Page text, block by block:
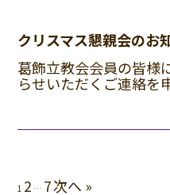
クリスマス懇親会のお
葛飾立教会会員の皆様
らせいただくご連絡を
1 2 … 7次へ »